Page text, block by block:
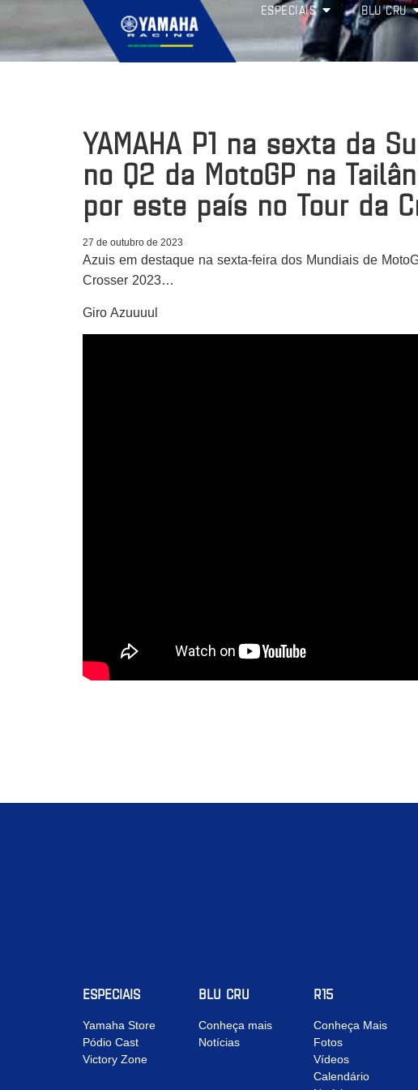
ESPECIAIS BLU CRU
YAMAHA P1 na sexta da
no Q2 da MotoGP na
por este país no Tour da
27 de outubro de 2023
Azuis em destaque na sexta-feira dos Mundiais de
Crosser 2023…
Giro Azuuuul
ESPECIAIS
Yamaha Store
Pódio Cast
Victory Zone
BLU CRU
Conheça mais
Notícias
R15
Conheça Mais
Fotos
Vídeos
Calendário